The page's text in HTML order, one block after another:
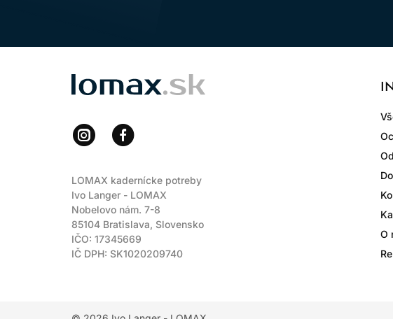
LOMAX
LOMAX kadernícke potreby
Ivo Langer - LOMAX
Nobelovo nám. 7-8
85104 Bratislava, Slovensko
IČO: 17345669
IČ DPH: SK1020209740
O